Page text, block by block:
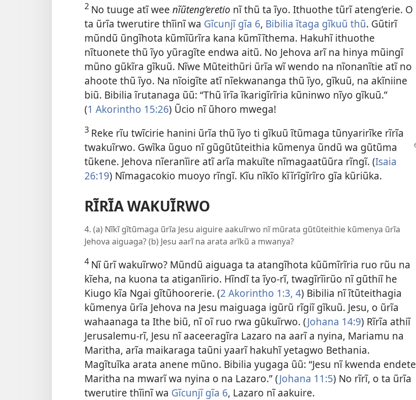
2 No tuuge atĩ wee nĩũteng’eretio nĩ thũ ta ĩyo. Ithuothe tũrĩ ateng’erie. O
ta ũrĩa twerutire thĩinĩ wa Gĩcunjĩ gĩa 6, Bibilia ĩtaga gĩkuũ thũ. Gũtirĩ
mũndũ ũngĩhota kũmĩũrĩra kana kũmĩĩthema. Hakuhĩ ithuothe
nĩtuonete thũ ĩyo yũragĩte endwa aitũ. No Jehova arĩ na hinya mũingĩ
mũno gũkĩra gĩkuũ. Nĩwe Mũteithũri ũrĩa wĩ wendo na nĩonanĩtie atĩ no
ahoote thũ ĩyo. Na nĩoigĩte atĩ nĩekwananga thũ ĩyo, gĩkuũ, na akĩniine
biũ. Bibilia ĩrutanaga ũũ: “Thũ ĩrĩa ĩkarigĩrĩria kũninwo nĩyo gĩkuũ.”
(1 Akorintho 15:26) Ũcio nĩ ũhoro mwega!
3 Reke rĩu twĩcirie hanini ũrĩa thũ ĩyo ti gĩkuũ ĩtũmaga tũnyarirĩke rĩrĩa
twakuĩrwo. Gwĩka ũguo nĩ gũgũtũteithia kũmenya ũndũ wa gũtũma
tũkene. Jehova nĩeranĩire atĩ arĩa makuĩte nĩmagaatũũra rĩngĩ. (Isaia
26:19) Nĩmagacokio muoyo rĩngĩ. Kĩu nĩkĩo kĩĩrĩgĩrĩro gĩa kũriũka.
RĨRĨA WAKUĨRWO
4. (a) Nĩkĩ gĩtũmaga ũrĩa Jesu aiguire aakuĩrwo nĩ mũrata gũtũteithie kũmenya ũrĩa
Jehova aiguaga? (b) Jesu aarĩ na arata arĩkũ a mwanya?
4 Nĩ ũrĩ wakuĩrwo? Mũndũ aiguaga ta atangĩhota kũũmĩrĩria ruo rũu na
kĩeha, na kuona ta atiganĩirio. Hĩndĩ ta ĩyo-rĩ, twagĩrĩirũo nĩ gũthiĩ he
Kiugo kĩa Ngai gĩtũhoorerie. (2 Akorintho 1:3, 4) Bibilia nĩ ĩtũteithagia
kũmenya ũrĩa Jehova na Jesu maiguaga igũrũ rĩgiĩ gĩkuũ. Jesu, o ũrĩa
wahaanaga ta Ithe biũ, nĩ oĩ ruo rwa gũkuĩrwo. (Johana 14:9) Rĩrĩa athiĩ
Jerusalemu-rĩ, Jesu nĩ aaceeragĩra Lazaro na aarĩ a nyina, Mariamu na
Maritha, arĩa maikaraga taũni yaarĩ hakuhĩ yetagwo Bethania.
Magĩtuĩka arata anene mũno. Bibilia yugaga ũũ: “Jesu nĩ kwenda endete
Maritha na mwarĩ wa nyina o na Lazaro.” (Johana 11:5) No rĩrĩ, o ta ũrĩa
twerutire thĩinĩ wa Gĩcunjĩ gĩa 6, Lazaro nĩ aakuire.